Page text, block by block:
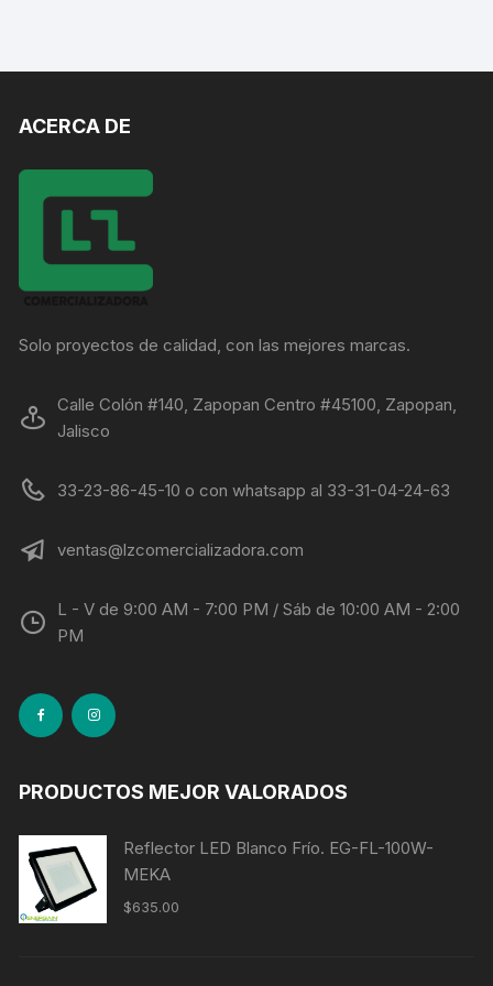
ACERCA DE
Solo proyectos de calidad, con las mejores marcas.
Calle Colón #140, Zapopan Centro #45100, Zapopan,
Jalisco
33-23-86-45-10 o con whatsapp al 33-31-04-24-63
ventas@lzcomercializadora.com
L - V de 9:00 AM - 7:00 PM / Sáb de 10:00 AM - 2:00
PM
PRODUCTOS MEJOR VALORADOS
Reflector LED Blanco Frío. EG-FL-100W-
MEKA
$635.00